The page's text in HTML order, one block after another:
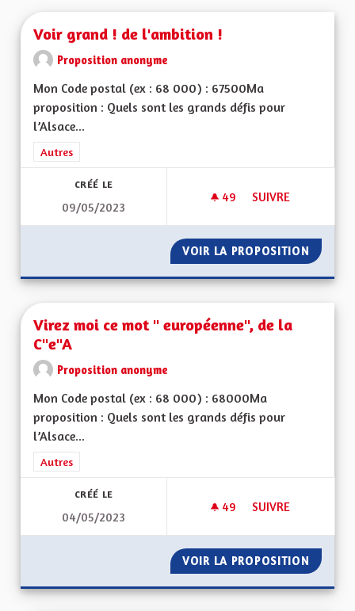
Voir grand ! de l'ambition !
Proposition anonyme
Mon Code postal (ex : 68 000) : 67500Ma
proposition : Quels sont les grands défis pour
l’Alsace...
Filtrer les résultats de la catégorie : Autres
Autres
CRÉÉ LE
09/05/2023
49 49 ABONNÉS
SUIVRE
VOIR LA PROPOSITION VOIR
Virez moi ce mot " européenne", de la
C"e"A
Proposition anonyme
Mon Code postal (ex : 68 000) : 68000Ma
proposition : Quels sont les grands défis pour
l’Alsace...
Filtrer les résultats de la catégorie : Autres
Autres
CRÉÉ LE
04/05/2023
49 49 ABONNÉS
SUIVRE
VOIR LA PROPOSITION VIREZ